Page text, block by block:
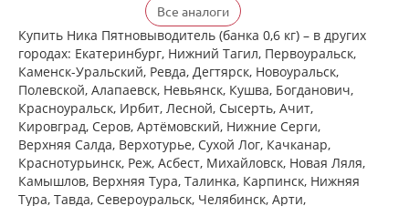
Все аналоги
Купить Ника Пятновыводитель (банка 0,6 кг) – в других
городах: Екатеринбург, Нижний Тагил, Первоуральск,
Каменск-Уральский, Ревда, Дегтярск, Новоуральск,
Полевской, Алапаевск, Невьянск, Кушва, Богданович,
Красноуральск, Ирбит, Лесной, Сысерть, Ачит,
Кировград, Серов, Артёмовский, Нижние Cерги,
Верхняя Салда, Верхотурье, Сухой Лог, Качканар,
Краснотурьинск, Реж, Асбест, Михайловск, Новая Ляля,
Камышлов, Верхняя Тура, Талинка, Карпинск, Нижняя
Тура, Тавда, Североуральск, Челябинск, Арти,